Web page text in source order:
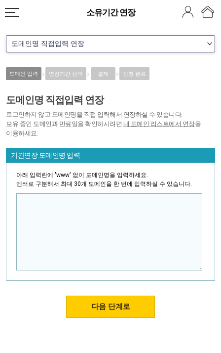
소유기간 연장
도메인 입력 연장기간 선택 결제 신청 완료
도메인명 직접입력 연장
로그인하지 않고 도메인명을 직접 입력해서 연장하실 수 있습니다.
보유 중인 도메인과 만료일을 확인하시려면 내 도메인 리스트에서 연장을
이용하세요.
기간연장 도메인명 입력
아래 입력란에 'www' 없이 도메인명을 입력하세요.
엔터로 구분해서 최대 30개 도메인을 한 번에 입력하실 수 있습니다.